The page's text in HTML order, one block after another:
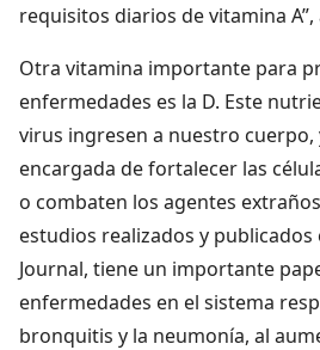
requisitos diarios de vitamina
Otra vitamina importante para
enfermedades es la D. Este
virus ingresen a nuestro cuerpo,
encargada de fortalecer las
o combaten los agentes
estudios realizados y
Journal, tiene un importante
enfermedades en el sistema
bronquitis y la neumonía, al